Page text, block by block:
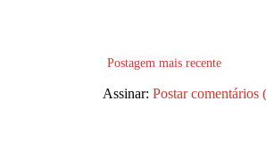
Postagem mais recente
Assinar: Postar comentários